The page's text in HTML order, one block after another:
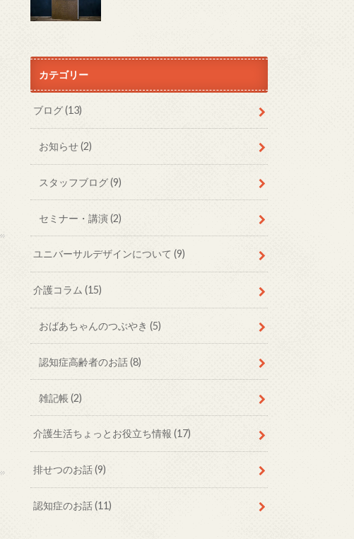
カテゴリー
ブログ(13)
お知らせ(2)
スタッフブログ(9)
セミナー・講演(2)
ユニバーサルデザインについて(9)
介護コラム(15)
おばあちゃんのつぶやき (5)
認知症高齢者のお話(8)
雑記帳 (2)
介護生活ちょっとお役立ち情報(17)
排せつのお話(9)
認知症のお話(11)